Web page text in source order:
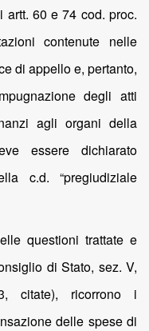
60 e 74 cod. proc.
contenute nelle
di appello e, pertanto,
degli atti
agli organi della
essere dichiarato
c.d. “pregiudiziale
questioni trattate e
di Stato, sez. V,
citate), ricorrono i
delle spese di